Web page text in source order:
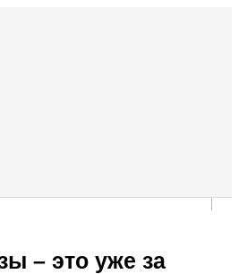
– это уже за